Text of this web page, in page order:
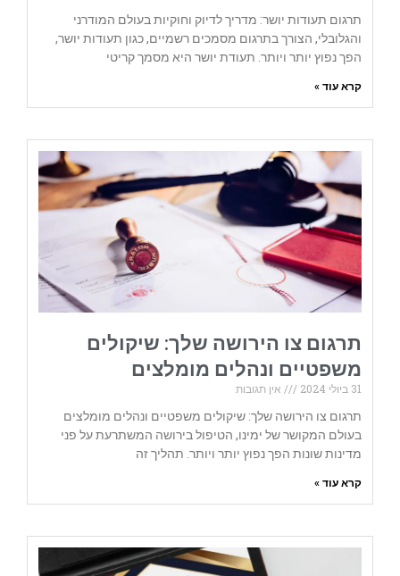
תרגום תעודות יושר: מדריך לדיוק וחוקיות בעולם המודרני
והגלובלי, הצורך בתרגום מסמכים רשמיים, כגון תעודות יושר,
הפך נפוץ יותר ויותר. תעודת יושר היא מסמך קריטי
קרא עוד »
תרגום צו הירושה שלך: שיקולים
משפטיים ונהלים מומלצים
31 ביולי 2024
אין תגובות
תרגום צו הירושה שלך: שיקולים משפטיים ונהלים מומלצים
בעולם המקושר של ימינו, הטיפול בירושה המשתרעת על פני
מדינות שונות הפך נפוץ יותר ויותר. תהליך זה
קרא עוד »